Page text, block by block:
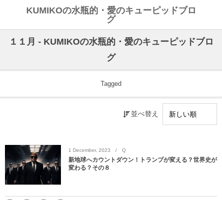
KUMIKOの水瓶的・愛のキューピッドブロ
グ
１１月 - KUMIKOの水瓶的・愛のキューピッドブロ
グ
Tagged
並べ替え
1 December, 2023 Q
新地球へカウントダウン！トランプが変える？世界史が
変わる？その８